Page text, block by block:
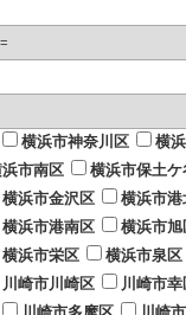
横浜市神奈川区
横
市南区
横浜市保土ケ
横浜市金沢区
横浜市港
横浜市港南区 横浜市旭
横浜市栄区 横浜市泉区
川崎市川崎区 川崎市幸